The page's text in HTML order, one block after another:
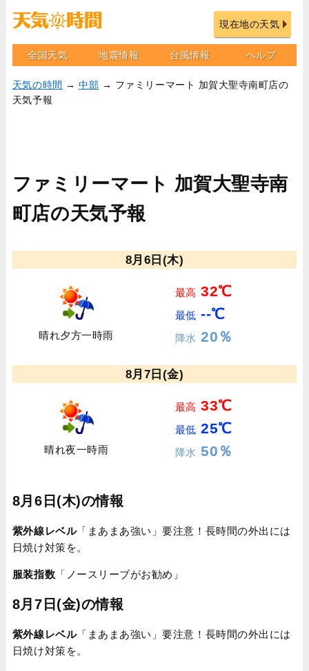
現在地の天気
全国天気 地震情報 台風情報 ヘルプ
天気の時間 →中部 → ファミリーマート 加賀大聖寺南町店の
天気予報
ファミリーマート 加賀大聖寺南
町店の天気予報
8月6日(木)
晴れ夕方一時雨
最高 32℃
最低 --℃
降水 20％
8月7日(金)
晴れ夜一時雨
最高 33℃
最低 25℃
降水 50％
8月6日(木)の情報
紫外線レベル「まあまあ強い」要注意！長時間の外出には
日焼け対策を。
服装指数 「ノースリーブがお勧め」
8月7日(金)の情報
紫外線レベル「まあまあ強い」要注意！長時間の外出には
日焼け対策を。